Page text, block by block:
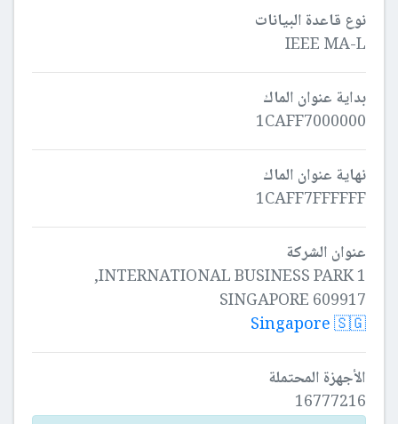
نوع قاعدة البيانات
IEEE MA-L
بداية عنوان الماك
1CAFF7000000
نهاية عنوان الماك
1CAFF7FFFFFF
عنوان الشركة
1 INTERNATIONAL BUSINESS PARK,
SINGAPORE 609917
Singapore 🇸🇬
الأجهزة المحتملة
16777216